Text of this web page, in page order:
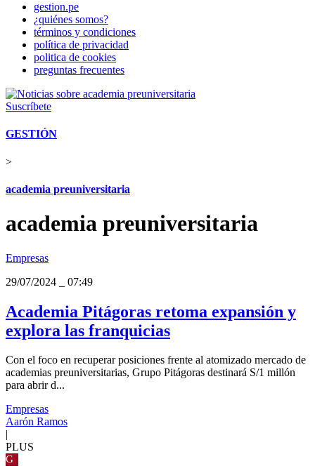
gestion.pe
¿quiénes somos?
términos y condiciones
política de privacidad
politica de cookies
preguntas frecuentes
Suscríbete
GESTIÓN
>
academia preuniversitaria
academia preuniversitaria
Empresas
29/07/2024
07:49
Academia Pitágoras retoma expansión y
explora las franquicias
Con el foco en recuperar posiciones frente al atomizado mercado de
academias preuniversitarias, Grupo Pitágoras destinará S/1 millón
para abrir d...
Empresas
Aarón Ramos
PLUS
G